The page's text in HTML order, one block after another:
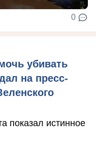
0
убивать
на пресс-
показал истинное